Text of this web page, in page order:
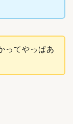
ってやっぱあ